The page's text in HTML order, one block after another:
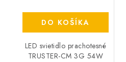
DO KOŠÍKA
LED svietidlo prachotesné
TRUSTER-CM 3G 54W